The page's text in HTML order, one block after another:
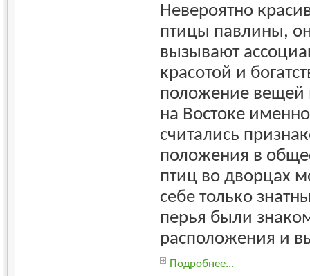
Невероятно
птицы павлины,
вызывают
красотой и
положение вещей
на Востоке
считались
положения в
птиц во дворцах
себе только
перья были
расположения и
Подробнее...